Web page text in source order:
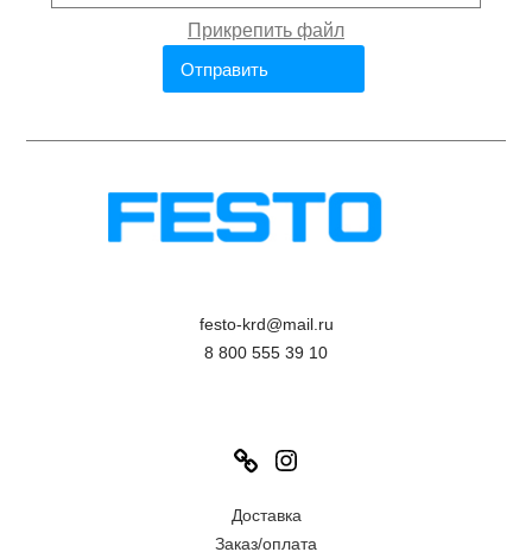
festo-krd@mail.ru
8 800 555 39 10
Link
Доставка
Заказ/оплата